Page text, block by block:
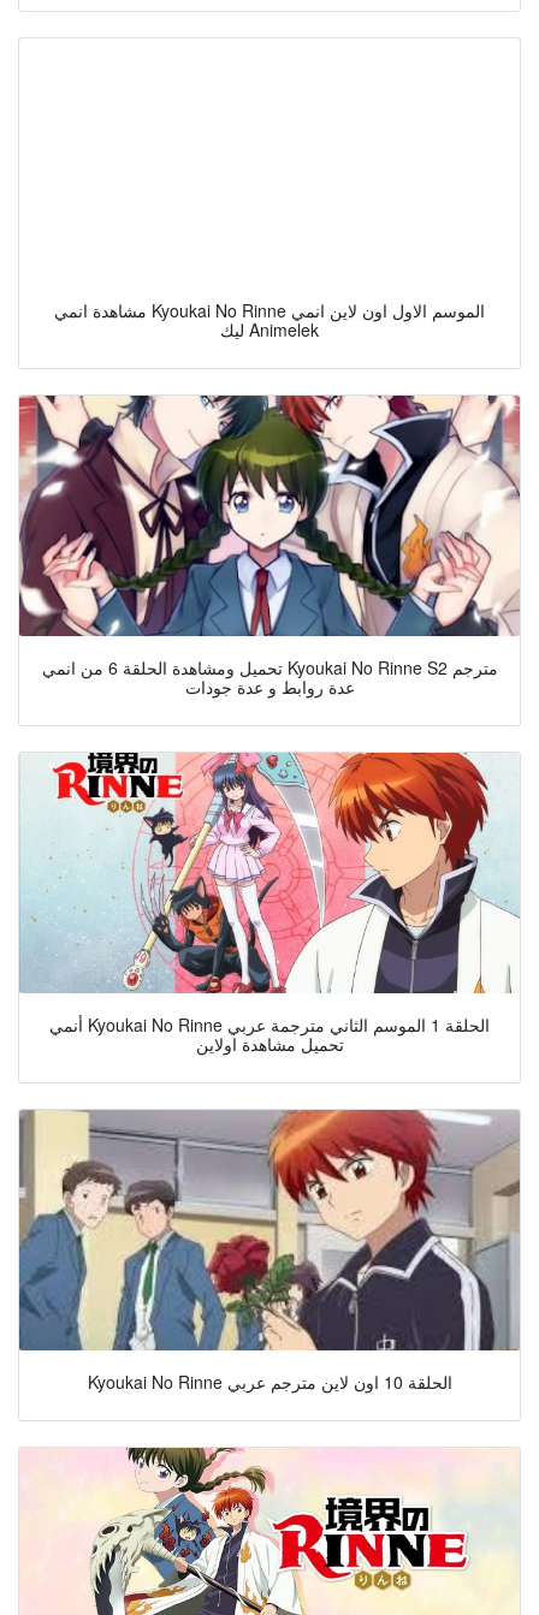
مشاهدة انمي Kyoukai No Rinne الموسم الاول اون لاين انمي
ليك Animelek
تحميل ومشاهدة الحلقة 6 من انمي Kyoukai No Rinne S2 مترجم
عدة روابط و عدة جودات
أنمي Kyoukai No Rinne الحلقة 1 الموسم الثاني مترجمة عربي
تحميل مشاهدة اولاين
Kyoukai No Rinne الحلقة 10 اون لاين مترجم عربي